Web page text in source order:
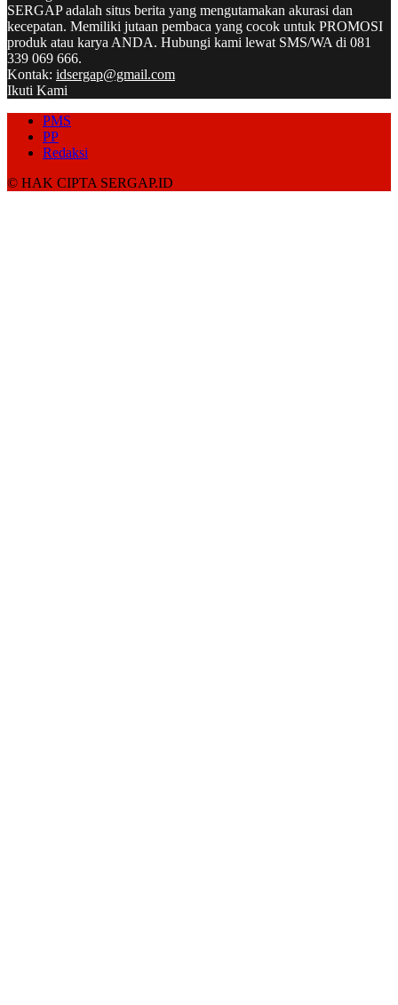
SERGAP adalah situs berita yang mengutamakan akurasi dan
kecepatan. Memiliki jutaan pembaca yang cocok untuk PROMOSI
produk atau karya ANDA. Hubungi kami lewat SMS/WA di 081
339 069 666.
Kontak: idsergap@gmail.com
Ikuti Kami
PMS
PP
Redaksi
© HAK CIPTA SERGAP.ID